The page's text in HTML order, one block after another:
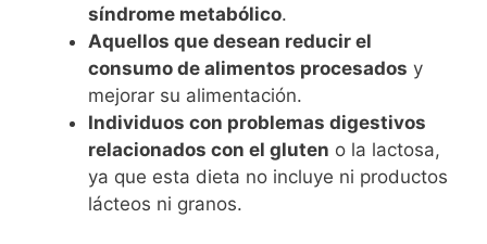
síndrome metabólico.
Aquellos que desean reducir el
consumo de alimentos procesados y
mejorar su alimentación.
Individuos con problemas digestivos
relacionados con el gluten o la lactosa,
ya que esta dieta no incluye ni productos
lácteos ni granos.